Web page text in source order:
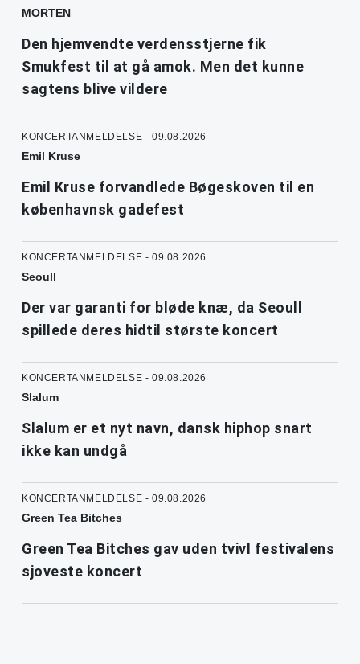
MORTEN
Den hjemvendte verdensstjerne fik
Smukfest til at gå amok. Men det kunne
sagtens blive vildere
KONCERTANMELDELSE - 09.08.2026
Emil Kruse
Emil Kruse forvandlede Bøgeskoven til en
københavnsk gadefest
KONCERTANMELDELSE - 09.08.2026
Seoull
Der var garanti for bløde knæ, da Seoull
spillede deres hidtil største koncert
KONCERTANMELDELSE - 09.08.2026
Slalum
Slalum er et nyt navn, dansk hiphop snart
ikke kan undgå
KONCERTANMELDELSE - 09.08.2026
Green Tea Bitches
Green Tea Bitches gav uden tvivl festivalens
sjoveste koncert